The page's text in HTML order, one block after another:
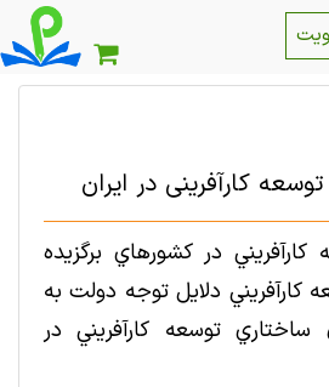
کارآفرینی در ایران
در كشورهاي برگزيده
دلايل توجه دولت به
ساختاري توسعه كارآفريني در